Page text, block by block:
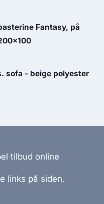
Fantasy, på
sofa - beige polyester
tilbud online
links på siden.